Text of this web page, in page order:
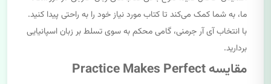
ما، به شما کمک می‌کند تا کتاب مورد نیاز خود را به راحتی پیدا کنید.
با انتخاب آی آر جرمنی، گامی محکم به سوی تسلط بر زبان اسپانیایی
بردارید.
مقایسه Practice Makes Perfect